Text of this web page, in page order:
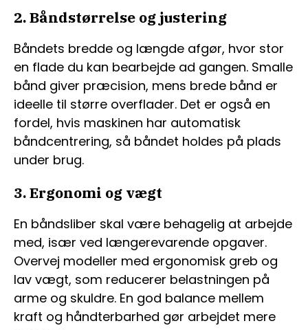
2. Båndstørrelse og justering
Båndets bredde og længde afgør, hvor stor
en flade du kan bearbejde ad gangen. Smalle
bånd giver præcision, mens brede bånd er
ideelle til større overflader. Det er også en
fordel, hvis maskinen har automatisk
båndcentrering, så båndet holdes på plads
under brug.
3. Ergonomi og vægt
En båndsliber skal være behagelig at arbejde
med, især ved længerevarende opgaver.
Overvej modeller med ergonomisk greb og
lav vægt, som reducerer belastningen på
arme og skuldre. En god balance mellem
kraft og håndterbarhed gør arbejdet mere